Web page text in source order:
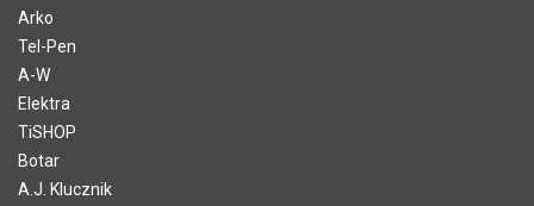
Arko
Tel-Pen
A-W
Elektra
TiSHOP
Botar
A.J. Klucznik